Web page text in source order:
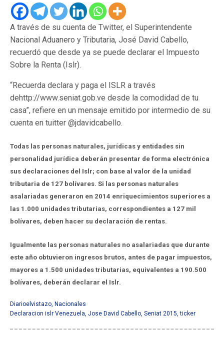
A través de su cuenta de Twitter, el Superintendente
Nacional Aduanero y Tributaria, José David Cabello,
recuerdó que desde ya se puede declarar el Impuesto
Sobre la Renta (Islr).
“Recuerda declara y paga el ISLR a través
dehttp://www.seniat.gob.ve desde la comodidad de tu
casa”, refiere en un mensaje emitido por intermedio de su
cuenta en tuitter @jdavidcabello.
Todas las personas naturales, jurídicas y entidades sin
personalidad jurídica deberán presentar de forma electrónica
sus declaraciones del Islr; con base al valor de la unidad
tributaria de 127 bolívares. Si las personas naturales
asalariadas generaron en 2014 enriquecimientos superiores a
las 1.000 unidades tributarias, correspondientes a 127 mil
bolívares, deben hacer su declaración de rentas.
Igualmente las personas naturales no asalariadas que durante
este año obtuvieron ingresos brutos, antes de pagar impuestos,
mayores a 1.500 unidades tributarias, equivalentes a 190.500
bolívares, deberán declarar el Islr.
Diarioelvistazo, Nacionales
Declaracion islr Venezuela, Jose David Cabello, Seniat 2015,ticker